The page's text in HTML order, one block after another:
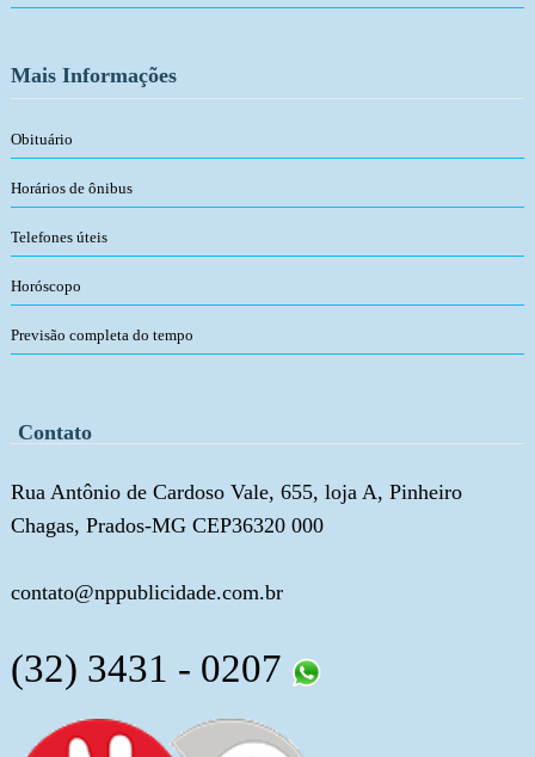
Mais Informações
Obituário
Horários de ônibus
Telefones úteis
Horóscopo
Previsão completa do tempo
Contato
Rua Antônio de Cardoso Vale, 655, loja A, Pinheiro
Chagas, Prados-MG CEP36320 000
contato@nppublicidade.com.br
(32) 3431 - 0207